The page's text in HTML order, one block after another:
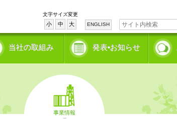
文字サイズ変更
小 中 大 ENGLISH
当社の取組み 発表•お知らせ
事業情報